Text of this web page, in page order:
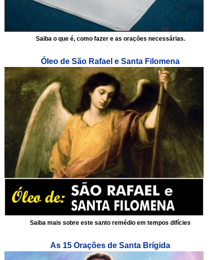
Saiba o que é, como fazer e as orações necessárias.
Óleo de São Rafael e Santa Filomena
Saiba mais sobre este santo remédio em tempos difícies
As 15 Orações de Santa Brígida